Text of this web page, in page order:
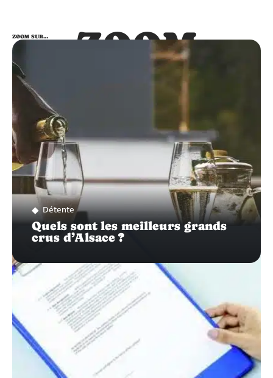
ZOOM
SUR…
ZOOM SUR…
Détente
Quels sont les meilleurs grands
crus d’Alsace ?